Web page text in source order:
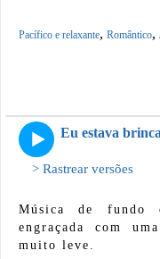
Pacífico e relaxante, Romântico,
Eu estava
> Rastrear versões
Música de
engraçada com
muito leve.